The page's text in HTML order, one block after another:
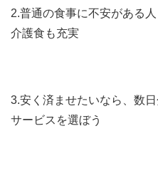
2.普通の食事に不安がある
介護食も充実
3.安く済ませたいなら、数
サービスを選ぼう